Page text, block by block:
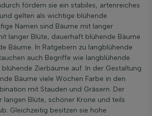
fördern sie ein stabiles, artenreiches
gelten als wichtige blühende
Namen sind Bäume mit langer
langer Blüte, dauerhaft blühende Bäume
Bäume. In Ratgebern zu langblühende
auch Begriffe wie langblühende
Zierbäume auf. In der Gestaltung
Bäume viele Wochen Farbe in den
mit Stauden und Gräsern. Der
langen Blüte, schöner Krone und teils
Gleichzeitig besitzen sie hohe